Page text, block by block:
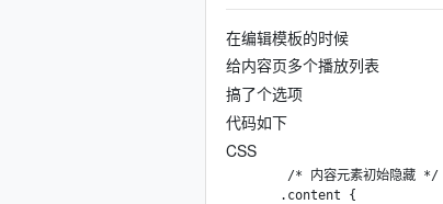
在编辑模板的时候
给内容页多个播放列表
搞了个选项
代码如下
CSS
/* 内容元素初始隐藏 */
.content {